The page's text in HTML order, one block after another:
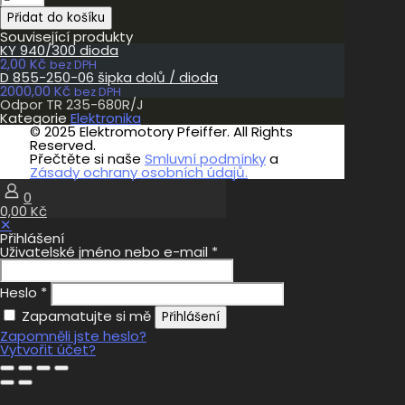
TR
235-
680R/J
množství
Přidat do košíku
Související produkty
KY 940/300 dioda
2,00 Kč bez DPH
D 855-250-06 šipka dolů / dioda
2000,00 Kč bez DPH
Odpor TR 235-680R/J
Kategorie Elektronika
© 2025 Elektromotory Pfeiffer. All Rights
Reserved.
Přečtěte si naše Smluvní podmínkya
Zásady ochrany osobních údajů.
0
0,00 Kč
✕
Přihlášení
Uživatelské jméno nebo e-mail *
Heslo *
Zapamatujte si mě
Přihlášení
Zapomněli jste heslo?
Vytvořit účet?